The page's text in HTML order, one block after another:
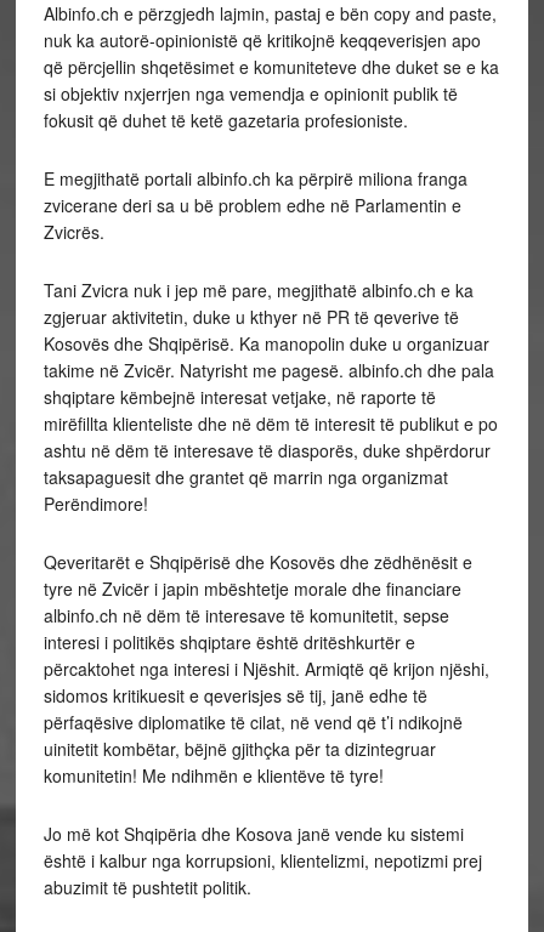
Albinfo.ch e përzgjedh lajmin, pastaj e bën copy and paste,
nuk ka autorë-opinionistë që kritikojnë keqqeverisjen apo
që përcjellin shqetësimet e komuniteteve dhe duket se e ka
si objektiv nxjerrjen nga vemendja e opinionit publik të
fokusit që duhet të ketë gazetaria profesioniste.
E megjithatë portali albinfo.ch ka përpirë miliona franga
zvicerane deri sa u bë problem edhe në Parlamentin e
Zvicrës.
Tani Zvicra nuk i jep më pare, megjithatë albinfo.ch e ka
zgjeruar aktivitetin, duke u kthyer në PR të qeverive të
Kosovës dhe Shqipërisë. Ka manopolin duke u organizuar
takime në Zvicër. Natyrisht me pagesë. albinfo.ch dhe pala
shqiptare këmbejnë interesat vetjake, në raporte të
mirëfillta klienteliste dhe në dëm të interesit të publikut e po
ashtu në dëm të interesave të diasporës, duke shpërdorur
taksapaguesit dhe grantet që marrin nga organizmat
Perëndimore!
Qeveritarët e Shqipërisë dhe Kosovës dhe zëdhënësit e
tyre në Zvicër i japin mbështetje morale dhe financiare
albinfo.ch në dëm të interesave të komunitetit, sepse
interesi i politikës shqiptare është dritëshkurtër e
përcaktohet nga interesi i Njëshit. Armiqtë që krijon njëshi,
sidomos kritikuesit e qeverisjes së tij, janë edhe të
përfaqësive diplomatike të cilat, në vend që t’i ndikojnë
uinitetit kombëtar, bëjnë gjithçka për ta dizintegruar
komunitetin! Me ndihmën e klientëve të tyre!
Jo më kot Shqipëria dhe Kosova janë vende ku sistemi
është i kalbur nga korrupsioni, klientelizmi, nepotizmi prej
abuzimit të pushtetit politik.